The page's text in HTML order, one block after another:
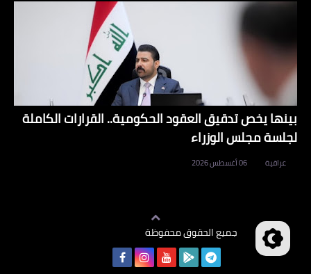
بينها يخص تدقيق العقود الحكومية.. القرارات الكاملة
لجلسة مجلس الوزراء
عراقية 06 أغسطس 2026
جميع الحقوق محفوظة